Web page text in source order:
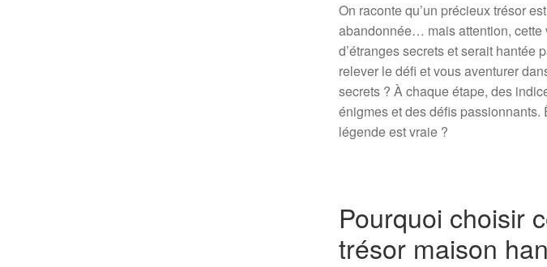
On raconte qu’un précieux trésor
abandonnée… mais attention, cette
d’étranges secrets et serait
relever le défi et vous aventurer
secrets ? À chaque étape, des
énigmes et des défis
légende est vraie ?
Pourquoi choisir
trésor maison